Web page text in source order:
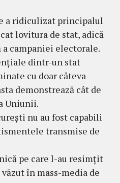
a ridiculizat principalul
lovitura de stat, adică
campaniei electorale.
dintr-un stat
cu doar câteva
demonstrează cât de
Uniunii.
nu au fost capabili
transmise de
pe care l-au resimțit
în mass-media de